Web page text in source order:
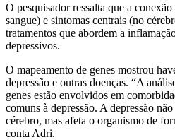
O pesquisador ressalta que a
sangue) e sintomas centrais (no
tratamentos que abordem a
depressivos.
O mapeamento de genes mostrou
depressão e outras doenças. “A
genes estão envolvidos em
comuns à depressão. A depressão
cérebro, mas afeta o organismo de
conta Adri.